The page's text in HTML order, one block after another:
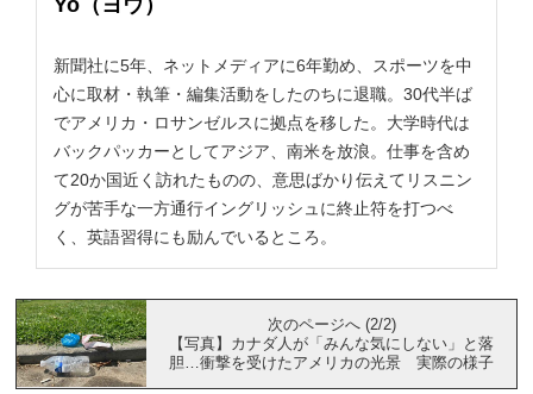
新聞社に5年、ネットメディアに6年勤め、スポーツを中
心に取材・執筆・編集活動をしたのちに退職。30代半ば
でアメリカ・ロサンゼルスに拠点を移した。大学時代は
バックパッカーとしてアジア、南米を放浪。仕事を含め
て20か国近く訪れたものの、意思ばかり伝えてリスニン
グが苦手な一方通行イングリッシュに終止符を打つべ
く、英語習得にも励んでいるところ。
次のページへ (2/2)
【写真】カナダ人が「みんな気にしない」と落
胆…衝撃を受けたアメリカの光景 実際の様子